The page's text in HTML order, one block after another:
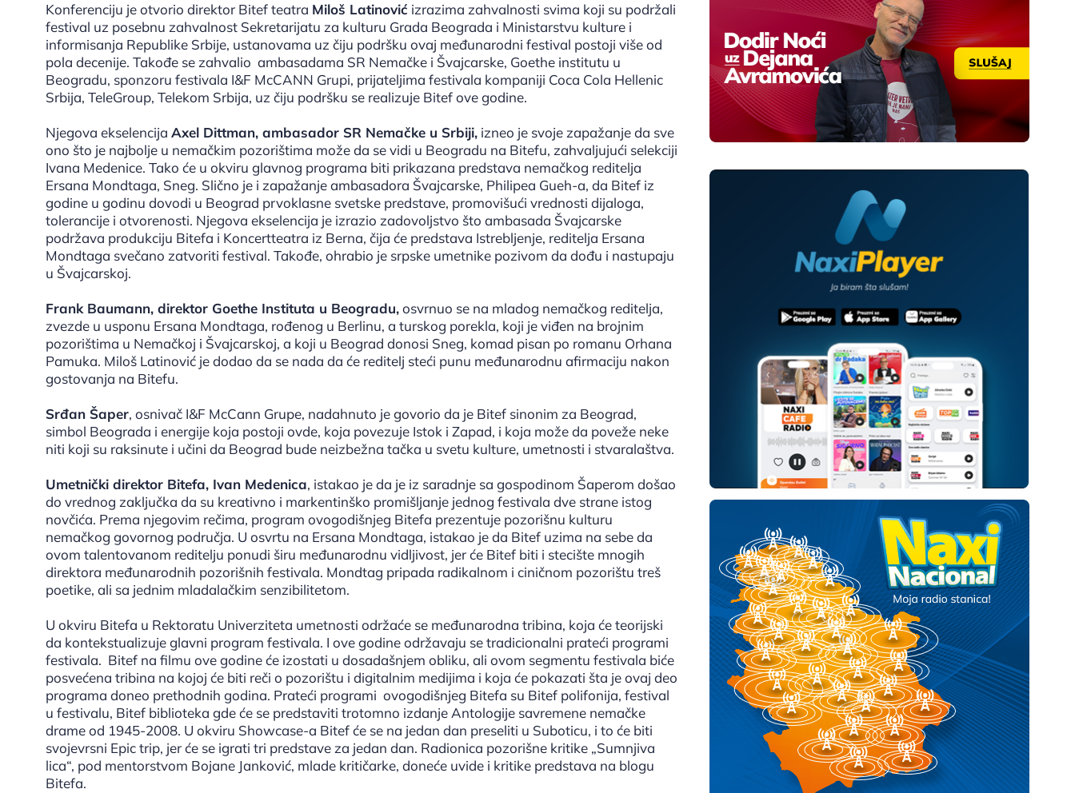
Konferenciju je otvorio direktor Bitef teatra Miloš Latinović izrazima zahvalnosti svima koji su podržali
festival uz posebnu zahvalnost Sekretarijatu za kulturu Grada Beograda i Ministarstvu kulture i
informisanja Republike Srbije, ustanovama uz čiju podršku ovaj međunarodni festival postoji više od
pola decenije. Takođe se zahvalio ambasadama SR Nemačke i Švajcarske, Goethe institutu u
Beogradu, sponzoru festivala I&F McCANN Grupi, prijateljima festivala kompaniji Coca Cola Hellenic
Srbija, TeleGroup, Telekom Srbija, uz čiju podršku se realizuje Bitef ove godine.
Njegova ekselencija Axel Dittman, ambasador SR Nemačke u Srbiji, izneo je svoje zapažanje da sve
ono što je najbolje u nemačkim pozorištima može da se vidi u Beogradu na Bitefu, zahvaljujući selekciji
Ivana Medenice. Tako će u okviru glavnog programa biti prikazana predstava nemačkog reditelja
Ersana Mondtaga, Sneg. Slično je i zapažanje ambasadora Švajcarske, Philipea Gueh-a, da Bitef iz
godine u godinu dovodi u Beograd prvoklasne svetske predstave, promovišući vrednosti dijaloga,
tolerancije i otvorenosti. Njegova ekselencija je izrazio zadovoljstvo što ambasada Švajcarske
podržava produkciju Bitefa i Koncertteatra iz Berna, čija će predstava Istrebljenje, reditelja Ersana
Mondtaga svečano zatvoriti festival. Takođe, ohrabio je srpske umetnike pozivom da dođu i nastupaju
u Švajcarskoj.
Frank Baumann, direktor Goethe Instituta u Beogradu,osvrnuo se na mladog nemačkog reditelja,
zvezde u usponu Ersana Mondtaga, rođenog u Berlinu, a turskog porekla, koji je viđen na brojnim
pozorištima u Nemačkoj i Švajcarskoj, a koji u Beograd donosi Sneg, komad pisan po romanu Orhana
Pamuka. Miloš Latinović je dodao da se nada da će reditelj steći punu međunarodnu afirmaciju nakon
gostovanja na Bitefu.
Srđan Šaper, osnivač I&F McCann Grupe, nadahnuto je govorio da je Bitef sinonim za Beograd,
simbol Beograda i energije koja postoji ovde, koja povezuje Istok i Zapad, i koja može da poveže neke
niti koji su raksinute i učini da Beograd bude neizbežna tačka u svetu kulture, umetnosti i stvaralaštva.
Umetnički direktor Bitefa, Ivan Medenica, istakao je da je iz saradnje sa gospodinom Šaperom došao
do vrednog zaključka da su kreativno i markentinško promišljanje jednog festivala dve strane istog
novčića. Prema njegovim rečima, program ovogodišnjeg Bitefa prezentuje pozorišnu kulturu
nemačkog govornog područja. U osvrtu na Ersana Mondtaga, istakao je da Bitef uzima na sebe da
ovom talentovanom reditelju ponudi širu međunarodnu vidljivost, jer će Bitef biti i stecište mnogih
direktora međunarodnih pozorišnih festivala. Mondtag pripada radikalnom i ciničnom pozorištu treš
poetike, ali sa jednim mladalačkim senzibilitetom.
U okviru Bitefa u Rektoratu Univerziteta umetnosti održaće se međunarodna tribina, koja će teorijski
da kontekstualizuje glavni program festivala. I ove godine održavaju se tradicionalni prateći programi
festivala. Bitef na filmu ove godine će izostati u dosadašnjem obliku, ali ovom segmentu festivala biće
posvećena tribina na kojoj će biti reči o pozorištu i digitalnim medijima i koja će pokazati šta je ovaj deo
programa doneo prethodnih godina. Prateći programi ovogodišnjeg Bitefa su Bitef polifonija, festival
u festivalu, Bitef biblioteka gde će se predstaviti trotomno izdanje Antologije savremene nemačke
drame od 1945-2008. U okviru Showcase-a Bitef će se na jedan dan preseliti u Suboticu, i to će biti
svojevrsni Epic trip, jer će se igrati tri predstave za jedan dan. Radionica pozorišne kritike „Sumnjiva
lica“, pod mentorstvom Bojane Janković, mlade kritičarke, doneće uvide i kritike predstava na blogu
Bitefa.